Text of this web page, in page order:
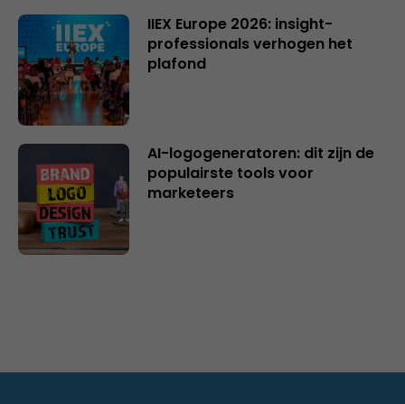
IIEX Europe 2026: insight-
professionals verhogen het
plafond
AI-logogeneratoren: dit zijn de
populairste tools voor
marketeers